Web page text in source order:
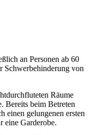
an Personen ab 60
Schwerbehinderung von
Räume
Bereits beim Betreten
einen gelungenen ersten
eine Garderobe.